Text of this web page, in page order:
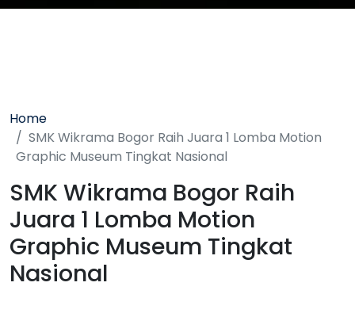
Home
SMK Wikrama Bogor Raih Juara 1 Lomba Motion
Graphic Museum Tingkat Nasional
SMK Wikrama Bogor Raih
Juara 1 Lomba Motion
Graphic Museum Tingkat
Nasional